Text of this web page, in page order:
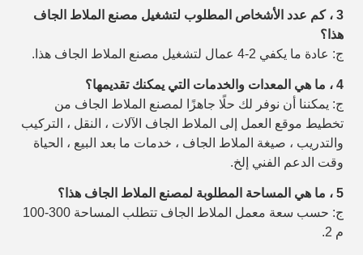
3 ، كم عدد الأشخاص المطلوب لتشغيل مصنع الملاط الجاف
هذا؟
ج: عادة ما يكفي 2-4 عمال لتشغيل مصنع الملاط الجاف هذا.
4 ، ما هي المعدات والخدمات التي يمكنك تقديمها؟
ج: يمكننا أن نوفر لك حلًا جاهزًا لمصنع الملاط الجاف من
تخطيط موقع العمل إلى الملاط الجاف الآلات ، النقل ، التركيب
والتدريب ، صيغة الملاط الجاف ، خدمات ما بعد البيع ، الحياة
وقت الدعم الفني إلخ.
5 ، ما هي المساحة المطلوبة لمصنع الملاط الجاف هذا؟
ج: حسب سعة معمل الملاط الجاف تتطلب المساحة 300-100
م 2.